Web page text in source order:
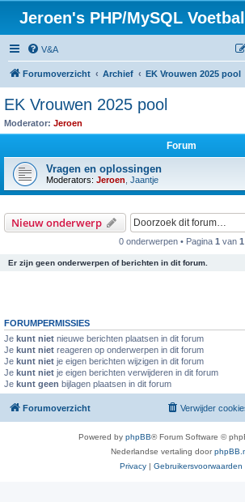
Jeroen's PHP/MySQL
V&A
Forumoverzicht Archief EK Vrouwen 2025 pool
EK Vrouwen 2025 pool
Moderator: Jeroen
Forum
Vragen en oplossingen
Moderators: Jeroen Jaantje
Nieuw onderwerp
0 onderwerpen • Pagina 1 van 1
Er zijn geen onderwerpen of berichten in dit forum.
FORUMPERMISSIES
Je kunt niet nieuwe berichten plaatsen in dit forum
Je kunt niet reageren op onderwerpen in dit forum
Je kunt niet je eigen berichten wijzigen in dit forum
Je kunt niet je eigen berichten verwijderen in dit forum
Je kunt geen bijlagen plaatsen in dit forum
Forumoverzicht Verwijder
Powered by phpBB® Forum Software ©
Nederlandse vertaling door
Privacy | Gebruikersvoorwaarden